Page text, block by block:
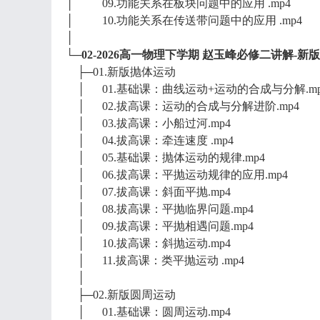
│ 09.功能关系在板块问题中的应用 .mp4
│ 10.功能关系在传送带问题中的应用 .mp4
└─02-2026高一物理下学期 赵玉峰必修二讲解-新
├─01.新版抛体运动
│ 01.基础课：曲线运动+运动的合成与分解
│ 02.拔高课：运动的合成与分解进阶.mp4
│ 03.拔高课：小船过河.mp4
│ 04.拔高课：牵连速度 .mp4
│ 05.基础课：抛体运动的规律.mp4
│ 06.拔高课：平抛运动规律的应用.mp4
│ 07.拔高课：斜面平抛.mp4
│ 08.拔高课：平抛临界问题.mp4
│ 09.拔高课：平抛相遇问题.mp4
│ 10.拔高课：斜抛运动.mp4
│ 11.拔高课：类平抛运动 .mp4
├─02.新版圆周运动
│ 01.基础课：圆周运动.mp4